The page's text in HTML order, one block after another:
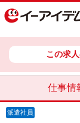
この求
仕事情
派遣社員